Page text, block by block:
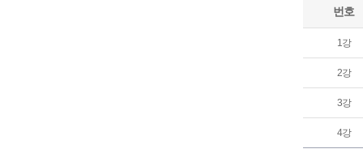
번호
1강
2강
3강
4강